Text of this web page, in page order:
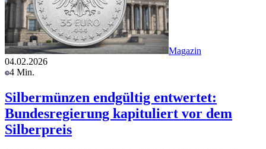
Magazin
04.02.2026
4 Min.
Silbermünzen endgültig entwertet:
Bundesregierung kapituliert vor dem
Silberpreis